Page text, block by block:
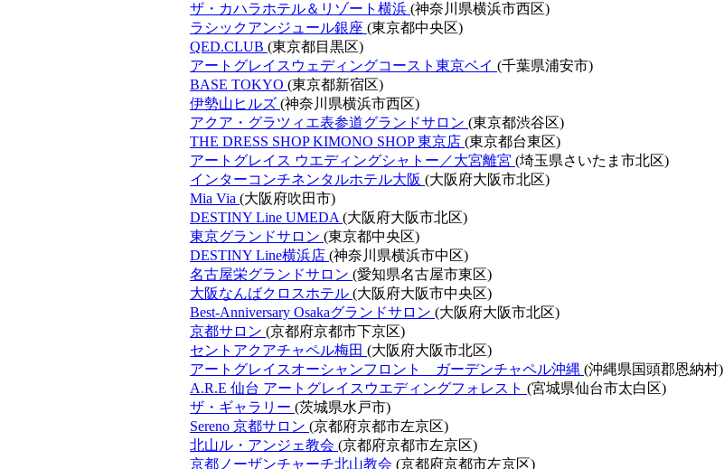
ザ・カハラホテル＆リゾート横浜 (神奈川県横浜市西区)
ラシックアンジュール銀座 (東京都中央区)
QED.CLUB (東京都目黒区)
アートグレイスウェディングコースト東京ベイ (千葉県浦安市)
BASE TOKYO (東京都新宿区)
伊勢山ヒルズ (神奈川県横浜市西区)
アクア・グラツィエ表参道グランドサロン (東京都渋谷区)
THE DRESS SHOP KIMONO SHOP 東京店 (東京都台東区)
アートグレイス ウエディングシャトー／大宮離宮 (埼玉県さいたま市北区)
インターコンチネンタルホテル大阪 (大阪府大阪市北区)
Mia Via (大阪府吹田市)
DESTINY Line UMEDA (大阪府大阪市北区)
東京グランドサロン (東京都中央区)
DESTINY Line横浜店 (神奈川県横浜市中区)
名古屋栄グランドサロン (愛知県名古屋市東区)
大阪なんばクロスホテル (大阪府大阪市中央区)
Best-Anniversary Osakaグランドサロン (大阪府大阪市北区)
京都サロン (京都府京都市下京区)
セントアクアチャペル梅田 (大阪府大阪市北区)
アートグレイスオーシャンフロント ガーデンチャペル沖縄 (沖縄県国頭郡恩納村)
A.R.E 仙台 アートグレイスウエディングフォレスト (宮城県仙台市太白区)
ザ・ギャラリー (茨城県水戸市)
Sereno 京都サロン (京都府京都市左京区)
北山ル・アンジェ教会 (京都府京都市左京区)
京都ノーザンチャーチ北山教会 (京都府京都市左京区)